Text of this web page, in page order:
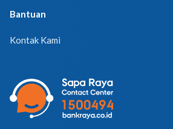
Bantuan
Kontak Kami